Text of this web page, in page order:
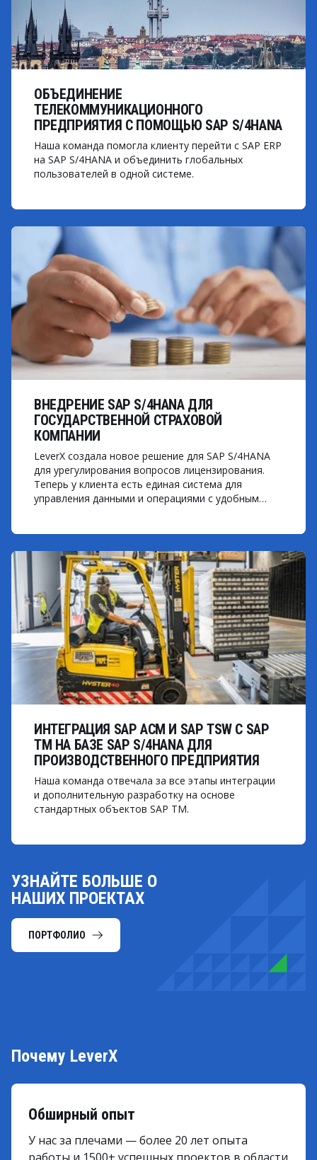
ОБЪЕДИНЕНИЕ
ТЕЛЕКОММУНИКАЦИОННОГО
ПРЕДПРИЯТИЯ С ПОМОЩЬЮ SAP S/4HANA
Наша команда помогла клиенту перейти с SAP ERP
на SAP S/4HANA и объединить глобальных
пользователей в одной системе.
ВНЕДРЕНИЕ SAP S/4HANA ДЛЯ
ГОСУДАРСТВЕННОЙ СТРАХОВОЙ
КОМПАНИИ
LeverX создала новое решение для SAP S/4HANA
для урегулирования вопросов лицензирования.
Теперь у клиента есть единая система для
управления данными и операциями с удобным
ИНТЕГРАЦИЯ SAP ACM И SAP TSW С SAP
TM НА БАЗЕ SAP S/4HANA ДЛЯ
ПРОИЗВОДСТВЕННОГО ПРЕДПРИЯТИЯ
Наша команда отвечала за все этапы интеграции
и дополнительную разработку на основе
стандартных объектов SAP TM.
УЗНАЙТЕ БОЛЬШЕ О
НАШИХ ПРОЕКТАХ
ПОРТФОЛИО
Почему LeverX
Обширный опыт
У нас за плечами — более 20 лет опыта